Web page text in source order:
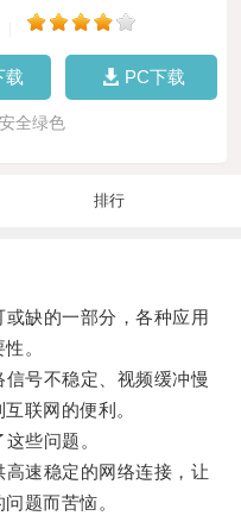
载 PC下载
全绿色
排行
缺的一部分，各种应用
。
号不稳定、视频缓冲慢
联网的便利。
些问题。
速稳定的网络连接，让
题而苦恼。